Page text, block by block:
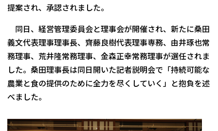
提案され、承認されました。
同日、経営管理委員会と理事会が開催され、新たに桑田
義文代表理事理事長、齊藤良樹代表理事専務、由井琢也常
務理事、荒井隆常務理事、金森正幸常務理事が選任されま
した。桑田理事長は同日開いた記者説明会で「持続可能な
農業と食の提供のために全力を尽くしていく」と抱負を述
べました。